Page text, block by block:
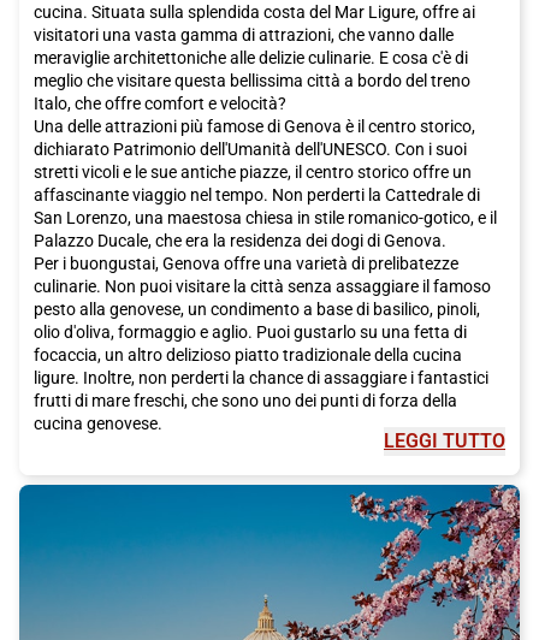
cucina. Situata sulla splendida costa del Mar Ligure, offre ai
visitatori una vasta gamma di attrazioni, che vanno dalle
meraviglie architettoniche alle delizie culinarie. E cosa c'è di
meglio che visitare questa bellissima città a bordo del treno
Italo, che offre comfort e velocità?
Una delle attrazioni più famose di Genova è il centro storico,
dichiarato Patrimonio dell'Umanità dell'UNESCO. Con i suoi
stretti vicoli e le sue antiche piazze, il centro storico offre un
affascinante viaggio nel tempo. Non perderti la Cattedrale di
San Lorenzo, una maestosa chiesa in stile romanico-gotico, e il
Palazzo Ducale, che era la residenza dei dogi di Genova.
Per i buongustai, Genova offre una varietà di prelibatezze
culinarie. Non puoi visitare la città senza assaggiare il famoso
pesto alla genovese, un condimento a base di basilico, pinoli,
olio d'oliva, formaggio e aglio. Puoi gustarlo su una fetta di
focaccia, un altro delizioso piatto tradizionale della cucina
ligure. Inoltre, non perderti la chance di assaggiare i fantastici
frutti di mare freschi, che sono uno dei punti di forza della
cucina genovese.
Genova è anche la patria di Cristoforo Colombo, il celebre
sua casa natale, che è stata trasformata in un museo. Potrai
ammirare anche il Museo di Storia Naturale di Genova, che
ospita una vasta collezione di reperti naturalistici.
Se ti piace l'arte, devi visitare il Palazzo Rosso, che ospita
importanti opere d'arte di artisti italiani e internazionali. Altri
luoghi da non perdere sono l'Acquario di Genova, uno dei più
grandi d'Europa, e la Lanterna di Genova, uno dei simboli
LEGGI TUTTO